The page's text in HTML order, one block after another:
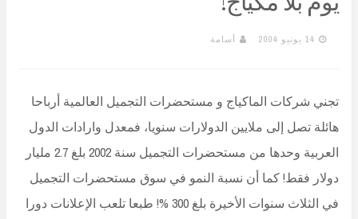
14 يونيو 2004 أسامة
تجني شركات الماكياج و مستحضرات التجميل العالمية أرباحا
هائلة تصل إلى ملايين الدولارات سنويا، فمعدل وارادات الدول
العربية وحدها من مستحضرات التجميل سنة 2002 بلغ 2.7 مليار
دولار فقط! كما أن نسبة النمو في سوق مستحضرات التجميل
في الثلاث سنوات الأخيرة بلغ 300 %! طبعا تلعب الإعلانات دورا